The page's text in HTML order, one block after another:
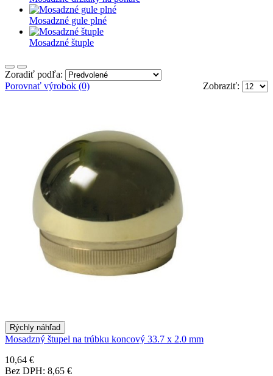
Mosadzné gule plné
Mosadzné štuple
Zoradiť podľa:
Zobraziť:
Porovnať výrobok (0)
Rýchly náhľad
Mosadzný štupel na trúbku koncový 33.7 x 2.0 mm
10,64 €
Bez DPH: 8,65 €